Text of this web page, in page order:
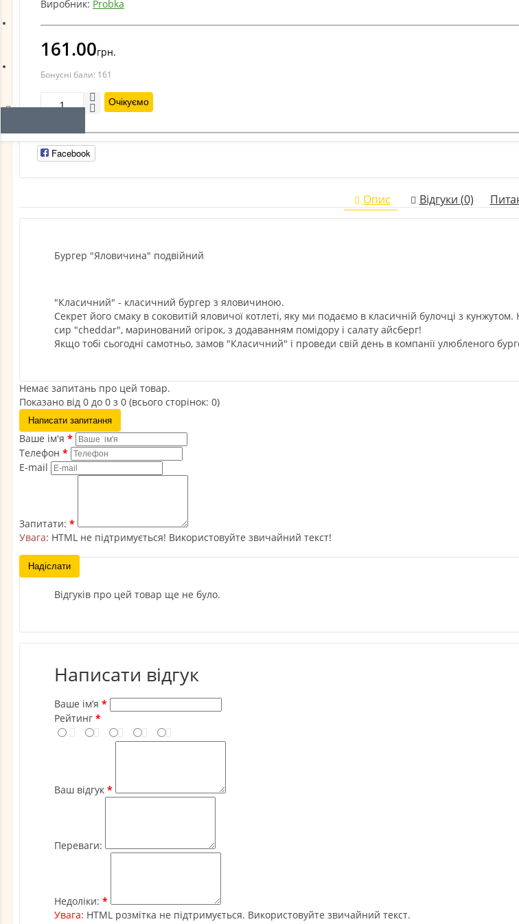
Відгуки
Виробник: Probka
161.00грн.
Бонусні бали: 161
Очікуємо
Facebook
Опис Відгуки (0)
Бургер "Яловичина" подвійний
"Класичний" - класичний бургер з яловичиною.
Секрет його смаку в соковитій яловичої котлеті, яку ми подаємо в класичній булочці з
сир "cheddar", маринований огірок, з додаванням помідору і салату айсберг!
Якщо тобі сьогодні самотньо, замов "Класичний" і проведи свій день в компанії улюбленого
Немає запитань про цей товар.
Показано від 0 до 0 з 0 (всього сторінок: 0)
Написати запитання
Ваше ім'я
Телефон
E-mail
Запитати:
Увага: HTML не підтримується! Використовуйте звичайний текст!
Надіслати
Відгуків про цей товар ще не було.
Написати відгук
Ваше ім’я
Рейтинг
Ваш відгук
Переваги:
Недоліки:
Увага: HTML розмітка не підтримується. Використовуйте звичайний текст.